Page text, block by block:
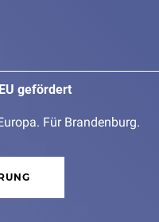
gefördert
Für Brandenburg.